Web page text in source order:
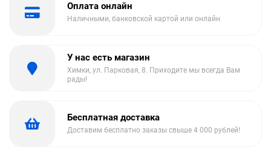
Оплата онлайн
Наличными, банковской картой или онлайн
У нас есть магазин
Химки, ул. Парковая, 8. Приходите мы всегда Вам
рады!
Бесплатная доставка
Доставим бесплатно заказы свыше 4 000 рублей!